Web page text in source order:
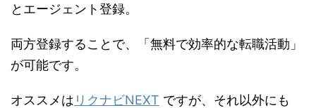
とエージェント登録。
両方登録することで、「無料で効率的な転職活動」
が可能です。
オススメは リクナビNEXT ですが、それ以外にも